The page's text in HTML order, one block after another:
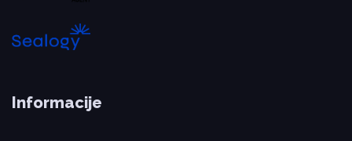
Informacije